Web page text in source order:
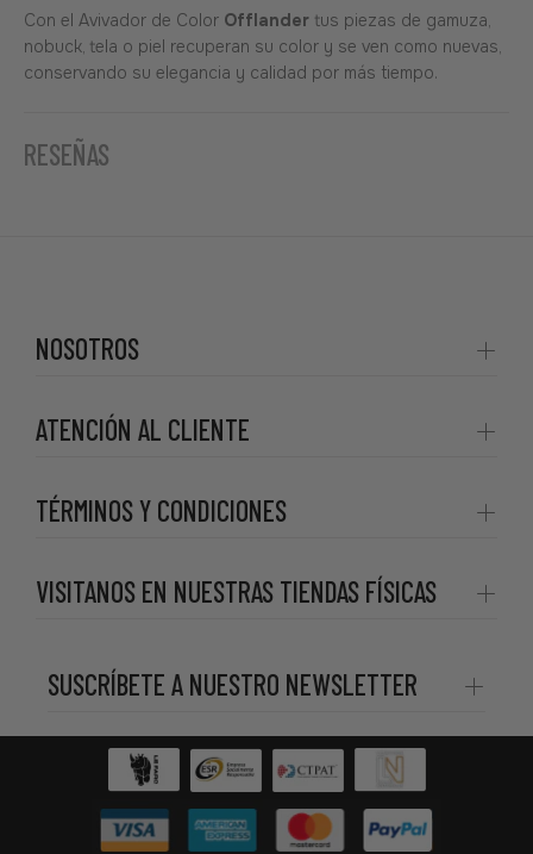
Con el Avivador de Color Offlander tus piezas de gamuza,
nobuck, tela o piel recuperan su color y se ven como nuevas,
conservando su elegancia y calidad por más tiempo.
RESEÑAS
SUSCRÍBETE A NUESTRO NEWSLETTER
NOSOTROS
ATENCIÓN AL CLIENTE
TÉRMINOS Y CONDICIONES
VISITANOS EN NUESTRAS TIENDAS FÍSICAS